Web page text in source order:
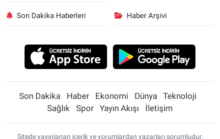
Son Dakika Haberleri Haber Arşivi
Son Dakika Haber Ekonomi Dünya
Teknoloji
Sağlık
Spor Yayın Akışı İletişim
Sitede yayınlanan içerik ve yorumlardan yazarları sorumludur.